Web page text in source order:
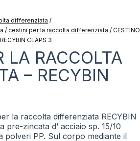
differenziata /
/ cestini per la raccolta differenziata / CESTINO
CLAPS 3
LA RACCOLTA
– RECYBIN
la raccolta differenziata RECYBIN
pre-zincata d’ acciaio sp. 15/10
polveri PP. Sul corpo mediante il